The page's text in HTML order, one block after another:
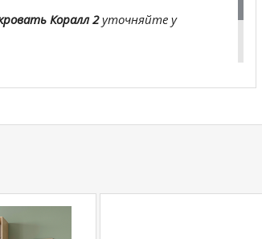
Коралл 2уточняйте у
салонах сети!